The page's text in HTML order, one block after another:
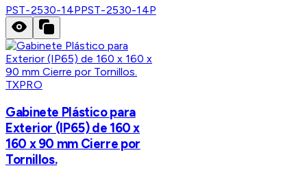
PST-2530-14PPST-2530-14P
TXPRO
Gabinete Plástico para
Exterior (IP65) de 160 x
160 x 90 mm Cierre por
Tornillos.